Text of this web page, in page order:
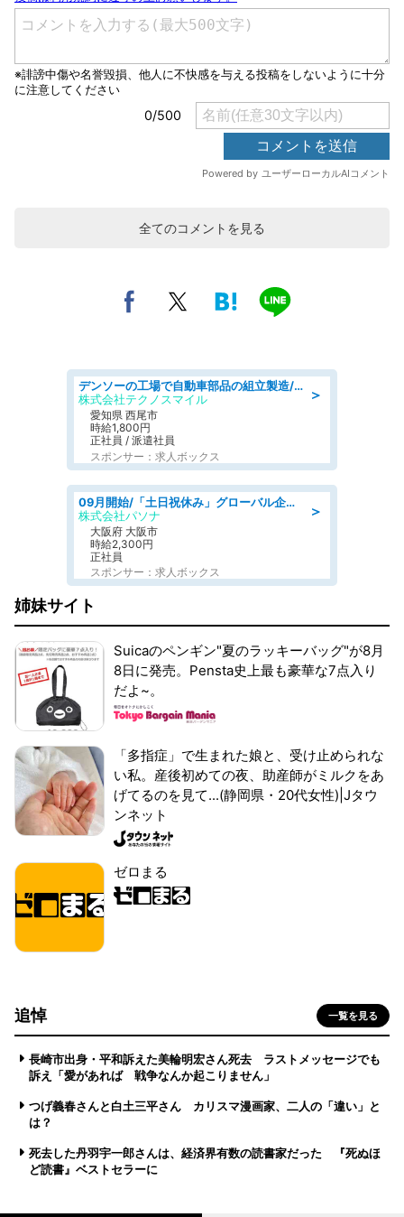
全てのコメントを見る
＞
デンソーの工場で自動車部品の組立製造/denso aichi
株式会社テクノスマイル
愛知県 西尾市
時給1,800円
正社員 / 派遣社員
スポンサー：求人ボックス
＞
09月開始/「土日祝休み」グローバル企業での産業保健のお仕事/保健師/高時給/残業なし/服装自由
株式会社パソナ
大阪府 大阪市
時給2,300円
正社員
スポンサー：求人ボックス
姉妹サイト
Suicaのペンギン"夏のラッキーバッグ"が8月
8日に発売。Pensta史上最も豪華な7点入り
だよ~。
「多指症」で生まれた娘と、受け止められな
い私。産後初めての夜、助産師がミルクをあ
げてるのを見て...(静岡県・20代女性)|Jタウ
ンネット
ゼロまる
追悼 一覧を見る
長崎市出身・平和訴えた美輪明宏さん死去 ラストメッセージでも
訴え「愛があれば 戦争なんか起こりません」
つげ義春さんと白土三平さん カリスマ漫画家、二人の「違い」と
は？
死去した丹羽宇一郎さんは、経済界有数の読書家だった 『死ぬほ
ど読書』ベストセラーに